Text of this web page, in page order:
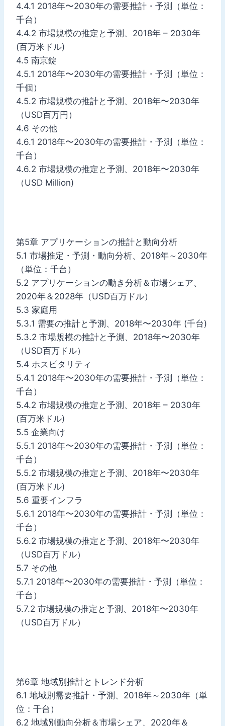
4.4.1 2018年〜2030年の需要推計・予測（単位：
千台）
4.4.2 市場規模の推定と予測、2018年 – 2030年
(百万米ドル)
4.5 南京錠
4.5.1 2018年〜2030年の需要推計・予測（単位：
千個）
4.5.2 市場規模の推計と予測、2018年〜2030年
（USD百万円）
4.6 その他
4.6.1 2018年〜2030年の需要推計・予測（単位：
千台）
4.6.2 市場規模の推定と予測、2018年〜2030年
（USD Million)
第5章 アプリケーションの推計と動向分析
5.1 市場推定・予測・動向分析、2018年～2030年
（単位：千台）
5.2 アプリケーションの動き分析＆市場シェア、
2020年＆2028年（USD百万ドル）
5.3 家庭用
5.3.1 需要の推計と予測、2018年〜2030年 (千台)
5.3.2 市場規模の推計と予測、2018年〜2030年
（USD百万ドル）
5.4 ホスピタリティ
5.4.1 2018年〜2030年の需要推計・予測（単位：
千台）
5.4.2 市場規模の推定と予測、2018年 – 2030年
(百万米ドル)
5.5 企業向け
5.5.1 2018年〜2030年の需要推計・予測（単位：
千台）
5.5.2 市場規模の推定と予測、2018年〜2030年
(百万米ドル)
5.6 重要インフラ
5.6.1 2018年〜2030年の需要推計・予測（単位：
千台）
5.6.2 市場規模の推定と予測、2018年〜2030年
（USD百万ドル）
5.7 その他
5.7.1 2018年〜2030年の需要推計・予測（単位：
千台）
5.7.2 市場規模の推定と予測、2018年〜2030年
（USD百万ドル）
第6章 地域別推計とトレンド分析
6.1 地域別需要推計・予測、2018年～2030年（単
位：千台）
6.2 地域別動向分析＆市場シェア、2020年＆